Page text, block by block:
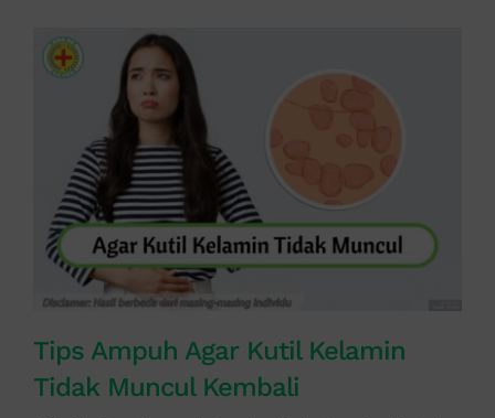
Tips Ampuh Agar Kutil Kelamin
Tidak Muncul Kembali